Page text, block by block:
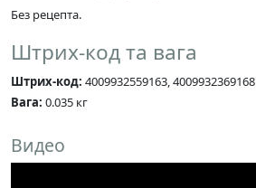
Без рецепта.
Штрих-код та вага
Штрих-код: 4009932559163, 4009932369168
Вага: 0.035 кг
Видео